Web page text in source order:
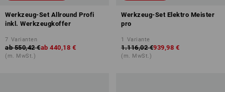
Werkzeug-Set Allround Profi
inkl. Werkzeugkoffer
7 Varianten
ab 550,42 €ab 440,18 €
(m. MwSt.)
Werkzeug-Set Elektro Meister
pro
1 Variante
1.116,02 €939,98 €
(m. MwSt.)